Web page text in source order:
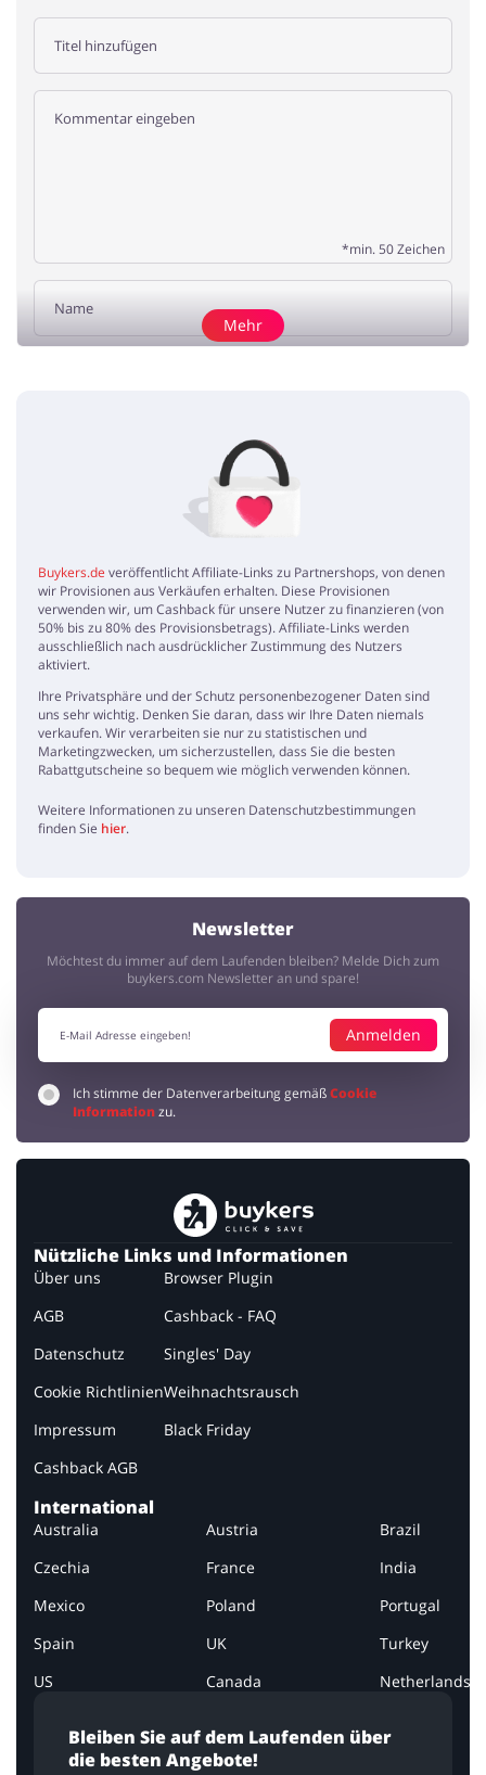
*min. 50 Zeichen
Keine Artikel
Mehr
Buykers.de veröffentlicht Affiliate-Links zu Partnershops, von denen
wir Provisionen aus Verkäufen erhalten. Diese Provisionen
verwenden wir, um Cashback für unsere Nutzer zu finanzieren (von
50% bis zu 80% des Provisionsbetrags). Affiliate-Links werden
ausschließlich nach ausdrücklicher Zustimmung des Nutzers
aktiviert.
Ihre Privatsphäre und der Schutz personenbezogener Daten sind
uns sehr wichtig. Denken Sie daran, dass wir Ihre Daten niemals
verkaufen. Wir verarbeiten sie nur zu statistischen und
Marketingzwecken, um sicherzustellen, dass Sie die besten
Rabattgutscheine so bequem wie möglich verwenden können.
Weitere Informationen zu unseren Datenschutzbestimmungen
finden Sie hier.
Newsletter
Möchtest du immer auf dem Laufenden bleiben? Melde Dich zum
buykers.com Newsletter an und spare!
Anmelden
Ich stimme der Datenverarbeitung gemäßCookie
Informationzu.
Bleiben Sie auf dem Laufenden über
die besten Angebote!
Nützliche Links und Informationen
Über uns
AGB
Datenschutz
Cookie Richtlinien
Impressum
Cashback AGB
Browser Plugin
Cashback - FAQ
Singles' Day
Weihnachtsrausch
Black Friday
International
Australia Austria
Brazil
Czechia
France
India
Mexico
Poland
Portugal
Spain
UK
Turkey
US
Canada Netherlands